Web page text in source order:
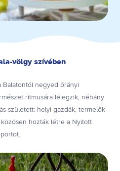
völgy szívében
Balatontól negyed órányi
ritmusára lélegzik, néhány
született: helyi gazdák, termelők
hozták létre a Nyitott